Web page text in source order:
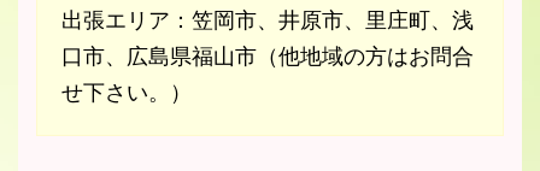
出張エリア：笠岡市、井原市、里庄町、浅
口市、広島県福山市（他地域の方はお問合
せ下さい。）